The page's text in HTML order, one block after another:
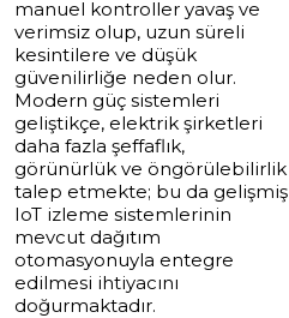
manuel kontroller yavaş ve
verimsiz olup, uzun süreli
kesintilere ve düşük
güvenilirliğe neden olur.
Modern güç sistemleri
geliştikçe, elektrik şirketleri
daha fazla şeffaflık,
görünürlük ve öngörülebilirlik
talep etmekte; bu da gelişmiş
IoT izleme sistemlerinin
mevcut dağıtım
otomasyonuyla entegre
edilmesi ihtiyacını
doğurmaktadır.